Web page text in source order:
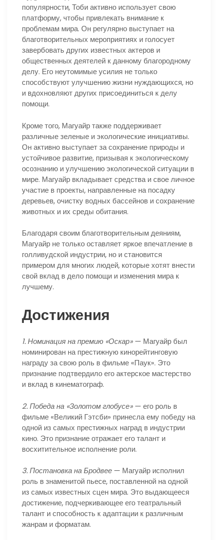
популярности, Тоби активно использует свою
платформу, чтобы привлекать внимание к
проблемам мира. Он регулярно выступает на
благотворительных мероприятиях и голосует
завербовать других известных актеров и
общественных деятелей к данному благородному
делу. Его неутомимые усилия не только
способствуют улучшению жизни нуждающихся, но
и вдохновляют других присоединиться к делу
помощи.
Кроме того, Магуайр также поддерживает
различные зеленые и экологические инициативы.
Он активно выступает за сохранение природы и
устойчивое развитие, призывая к экологическому
осознанию и улучшению экологической ситуации в
мире. Магуайр вкладывает средства и свое личное
участие в проекты, направленные на посадку
деревьев, очистку водных бассейнов и сохранение
животных и их среды обитания.
Благодаря своим благотворительным деяниям,
Магуайр не только оставляет яркое впечатление в
голливудской индустрии, но и становится
примером для многих людей, которые хотят внести
свой вклад в дело помощи и изменения мира к
лучшему.
Достижения
1. Номинация на премию «Оскар»— Магуайр был
номинирован на престижную кинорейтинговую
награду за свою роль в фильме «Паук». Это
признание подтвердило его актерское мастерство
и вклад в кинематограф.
2. Победа на «Золотом глобусе»— его роль в
фильме «Великий Гэтсби» принесла ему победу на
одной из самых престижных наград в индустрии
кино. Это признание отражает его талант и
восхитительное исполнение роли.
3. Постановка на Бродвее — Магуайр исполнил
роль в знаменитой пьесе, поставленной на одной
из самых известных сцен мира. Это выдающееся
достижение, подчеркивающее его театральный
талант и способность к адаптации к различным
жанрам и форматам.